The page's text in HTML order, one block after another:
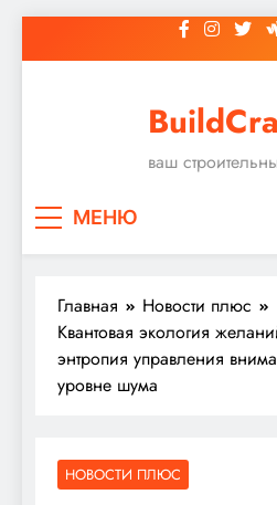
к
ваш
МЕНЮ
Главная
Новости плюс
Квантовая экология
энтропия управления
уровне шума
НОВОСТИ ПЛЮС